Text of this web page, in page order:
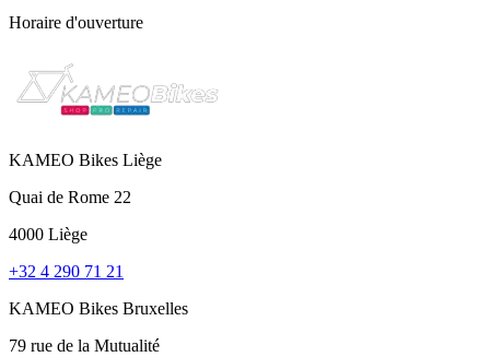
Horaire d'ouverture
KAMEO Bikes Liège
Quai de Rome 22
4000 Liège
+32 4 290 71 21
KAMEO Bikes Bruxelles
79 rue de la Mutualité